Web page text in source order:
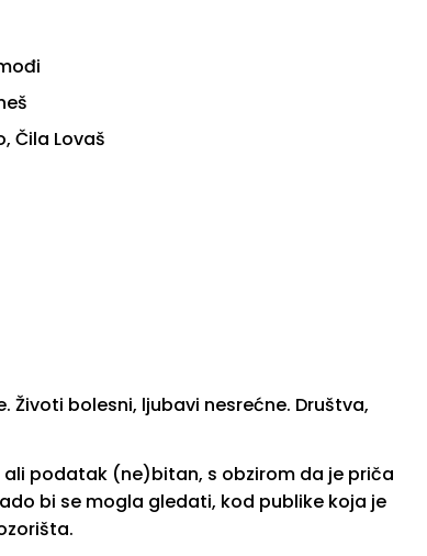
Čila Lovaš
Životi bolesni, ljubavi nesrećne. Društva,
podatak (ne)bitan, s obzirom da je priča
bi se mogla gledati, kod publike koja je